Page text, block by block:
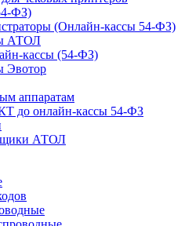
ФЗ)
(Онлайн-кассы 54-ФЗ)
АТОЛ
кассы (54-ФЗ)
Эвотор
аппаратам
до онлайн-кассы 54-ФЗ
АТОЛ